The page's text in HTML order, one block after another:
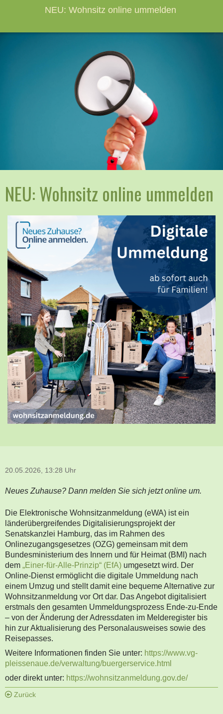
NEU: Wohnsitz online ummelden
NEU: Wohnsitz online ummelden
20.05.2026, 13:28 Uhr
Neues Zuhause? Dann melden Sie sich jetzt online um.
Die Elektronische Wohnsitzanmeldung (eWA) ist ein
länderübergreifendes Digitalisierungsprojekt der
Senatskanzlei Hamburg, das im Rahmen des
Onlinezugangsgesetzes (OZG) gemeinsam mit dem
Bundesministerium des Innern und für Heimat (BMI) nach
dem „Einer-für-Alle-Prinzip“ (EfA) umgesetzt wird. Der
Online-Dienst ermöglicht die digitale Ummeldung nach
einem Umzug und stellt damit eine bequeme Alternative zur
Wohnsitzanmeldung vor Ort dar. Das Angebot digitalisiert
erstmals den gesamten Ummeldungsprozess Ende-zu-Ende
– von der Änderung der Adressdaten im Melderegister bis
hin zur Aktualisierung des Personalausweises sowie des
Reisepasses.
Weitere Informationen finden Sie unter: https://www.vg-
pleissenaue.de/verwaltung/buergerservice.html
oder direkt unter: https://wohnsitzanmeldung.gov.de/
Zurück